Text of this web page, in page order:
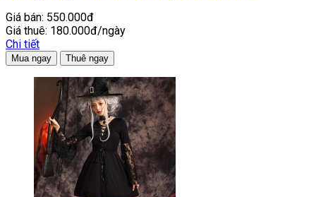
Giá bán: 550.000đ
Giá thuê: 180.000đ/ngày
Chi tiết
Mua ngay Thuê ngay